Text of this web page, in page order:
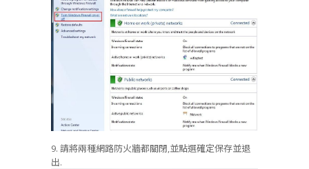
9. 請將兩種網路防火牆都關閉,並點選確定保存並退
出.